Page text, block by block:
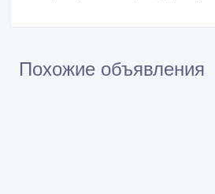
Похожие объявления